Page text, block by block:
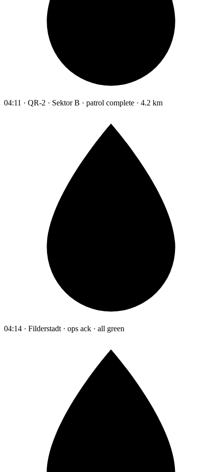
04:11 · QR-2 · Sektor B · patrol complete · 4.2 km
04:14 · Filderstadt · ops ack · all green